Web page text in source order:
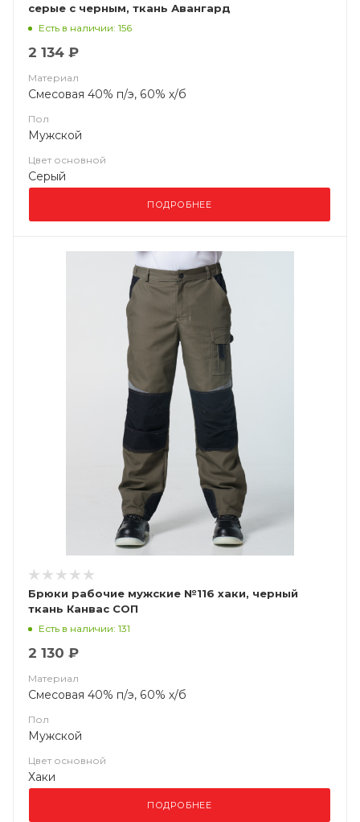
серые с черным, ткань Авангард
Есть в наличии: 156
2 134 ₽
Материал
Смесовая 40% п/э, 60% х/б
Пол
Мужской
Цвет основной
Серый
ПОДРОБНЕЕ
Брюки рабочие мужские №116 хаки, черный
ткань Канвас СОП
Есть в наличии: 131
2 130 ₽
Материал
Смесовая 40% п/э, 60% х/б
Пол
Мужской
Цвет основной
Хаки
ПОДРОБНЕЕ